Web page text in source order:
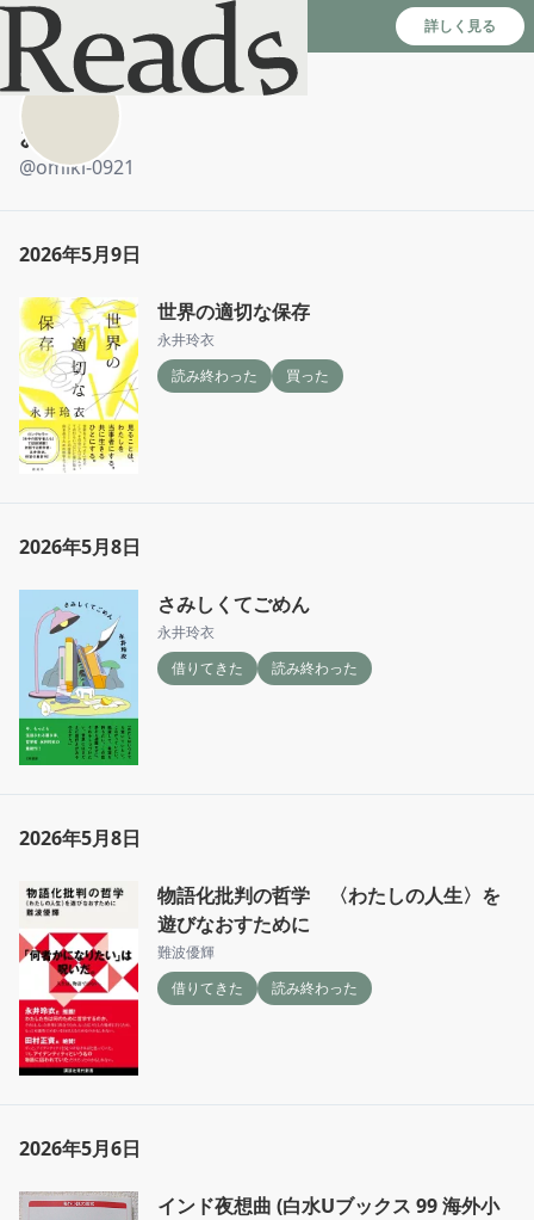
Reads - 読書のSNS＆記録アプリ 詳しく見る
おみき
@omiki-0921
2026年5月9日
世界の適切な保存
永井玲衣
読み終わった
買った
2026年5月8日
さみしくてごめん
永井玲衣
借りてきた
読み終わった
2026年5月8日
物語化批判の哲学 〈わたしの人生〉を
遊びなおすために
難波優輝
借りてきた
読み終わった
2026年5月6日
インド夜想曲 (白水Uブックス 99 海外小